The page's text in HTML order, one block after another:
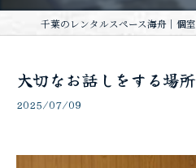
大切なお話しをする場所
2025/07/09